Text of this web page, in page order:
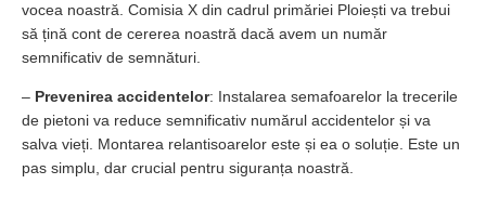
vocea noastră. Comisia X din cadrul primăriei Ploiești va trebui
să țină cont de cererea noastră dacă avem un număr
semnificativ de semnături.
– Prevenirea accidentelor: Instalarea semafoarelor la trecerile
de pietoni va reduce semnificativ numărul accidentelor și va
salva vieți. Montarea relantisoarelor este și ea o soluție. Este un
pas simplu, dar crucial pentru siguranța noastră.